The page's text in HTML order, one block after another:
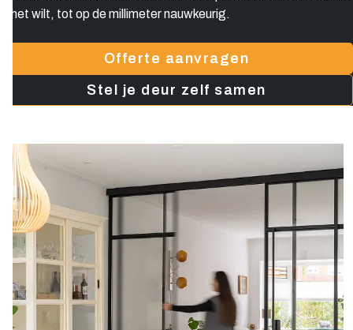
jij het wilt, tot op de millimeter nauwkeurig.
Offerte aanvragen
Stel je deur zelf samen